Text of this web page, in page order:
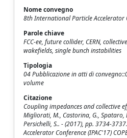
Nome convegno
8th International Particle Accelerator
Parole chiave
FCC-ee, future collider, CERN,
wakefields, single bunch instabilities
Tipologia
04 Pubblicazione in atti di
volume
Citazione
Coupling impedances and collective
Migliorati, M., Castorina, G., Spataro,
Persichelli, S.. - (2017), pp. 3734-
Accelerator Conference (IPAC'17)